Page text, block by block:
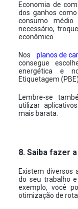
Economia de
dos ganhos
consumo
necessário,
econômico.
Nos planos de
consegue
energética e
Etiquetagem
Lembre-se
utilizar
mais barata.
8. Saiba fazer
Existem diversos
do seu trabalho
exemplo, você
otimização de